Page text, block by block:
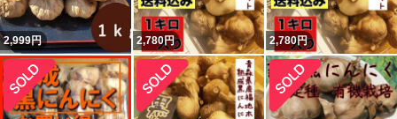
2,999円 2,780円 2,780円